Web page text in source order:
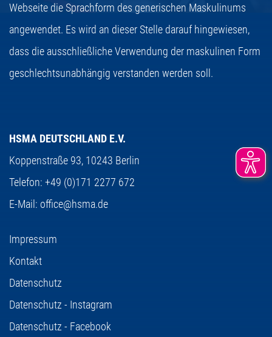
Webseite die Sprachform des generischen Maskulinums
angewendet. Es wird an dieser Stelle darauf hingewiesen,
dass die ausschließliche Verwendung der maskulinen Form
geschlechtsunabhängig verstanden werden soll.
HSMA DEUTSCHLAND E.V.
Koppenstraße 93, 10243 Berlin
Telefon: +49 (0)171 2277 672
E-Mail: office@hsma.de
Impressum
Kontakt
Datenschutz
Datenschutz - Instagram
Datenschutz - Facebook